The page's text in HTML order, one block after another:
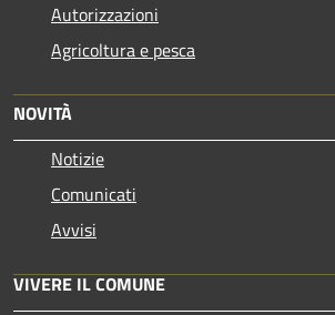
Autorizzazioni
Agricoltura e pesca
NOVITÀ
Notizie
Comunicati
Avvisi
VIVERE IL COMUNE